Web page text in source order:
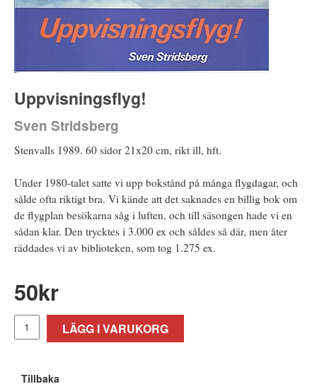
Uppvisningsflyg!
Sven Stridsberg
Stenvalls 1989. 60 sidor 21x20 cm, rikt ill, hft.
Under 1980-talet satte vi upp bokstånd på många flygdagar, och
sålde ofta riktigt bra. Vi kände att det saknades en billig bok om
de flygplan besökarna såg i luften, och till säsongen hade vi en
sådan klar. Den trycktes i 3.000 ex och såldes så där, men åter
räddades vi av biblioteken, som tog 1.275 ex.
50kr
LÄGG I VARUKORG
Tillbaka